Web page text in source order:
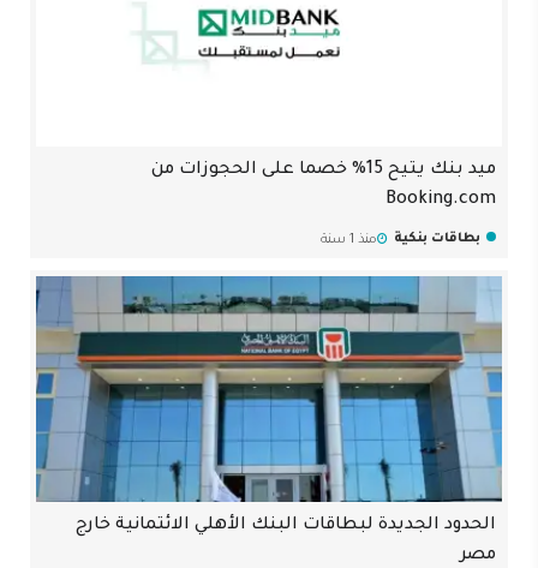
ميد بنك يتيح 15% خصما على الحجوزات من
Booking.com
بطاقات بنكية منذ 1 سنة
الحدود الجديدة لبطاقات البنك الأهلي الائتمانية خارج
مصر